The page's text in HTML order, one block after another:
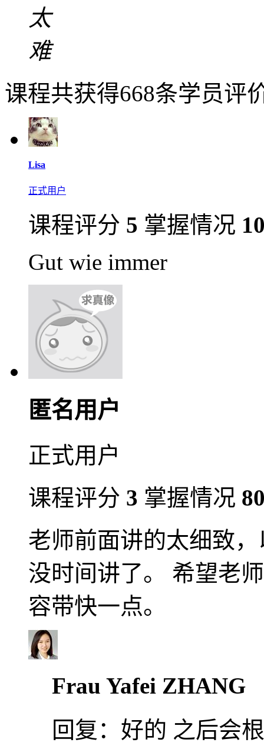
太
难
课程共获得668条学员评
Lisa
正式用户
课程评分 5 掌握情况
Gut wie immer
匿名用户
正式用户
课程评分 3 掌握情况
老师前面讲的太细致
没时间讲了。 希望老
容带快一点。
Frau Yafei ZHANG
回复： 好的 之后会